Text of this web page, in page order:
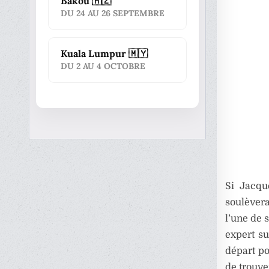
Si
l’une de
expert
départ
DU 24 AU 26 SEPTEMBRE
Kuala Lumpur 🇲🇾
DU 2 AU 4 OCTOBRE